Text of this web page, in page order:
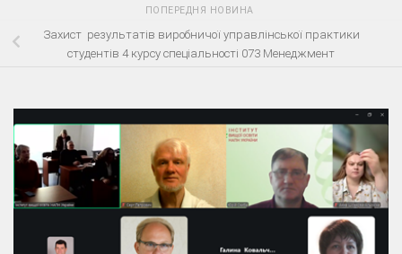
ПОПЕРЕДНЯ НОВИНА
Захист результатів виробничої управлінської практики
студентів 4 курсу спеціальності 073 Менеджмент